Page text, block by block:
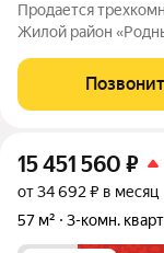
Продается
Жилой район
Родные Кварталы,
административный
15 451 560 ₽
от 34 692 ₽ в месяц
57 м²
3-комн.